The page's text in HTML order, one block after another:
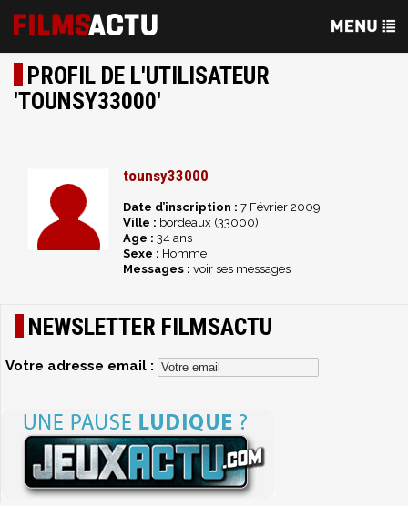
PROFIL DE L'UTILISATEUR
'TOUNSY33000'
tounsy33000
Date d’inscription : 7 Février 2009
Ville : bordeaux (33000)
Age : 34 ans
Sexe : Homme
Messages : voir ses messages
NEWSLETTER FILMSACTU
Votre adresse email :